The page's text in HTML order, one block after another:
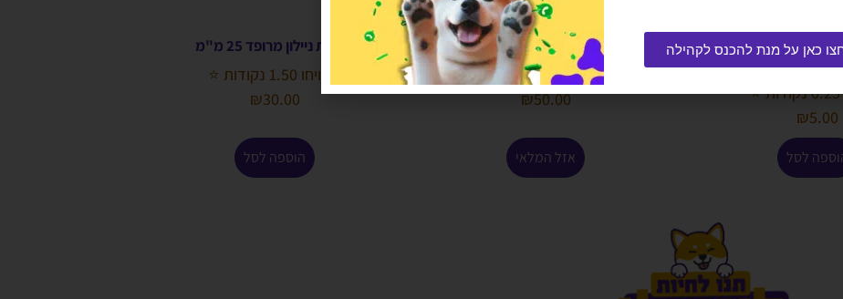
פרימיו מעדן לחתול עם סלומון 100 גרם
בקופסה
₪5.00
לסל
שירותים פתוחים ספרינט 43 סמ
הרוויחו 2.50 נקודות ⭐
₪50.00
אזל המלאי
רצועת ניילון מרופד 25 מ"מ
הרוויחו 1.50 נקודות ⭐
₪30.00
הוספה לסל
כאן על מנת להכנס לקהילה